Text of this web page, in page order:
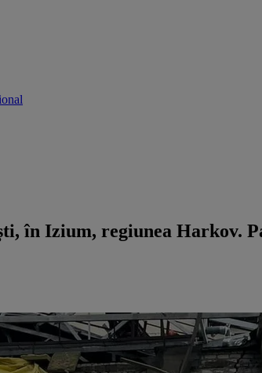
în Izium, regiunea Harkov.